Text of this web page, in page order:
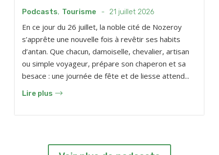
Podcasts, Tourisme - 21 juillet 2026
En ce jour du 26 juillet, la noble cité de Nozeroy
s’apprête une nouvelle fois à revêtir ses habits
d’antan. Que chacun, damoiselle, chevalier, artisan
ou simple voyageur, prépare son chaperon et sa
besace : une journée de fête et de liesse attend...
Lire plus